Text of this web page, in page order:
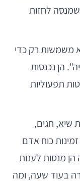
לחזות
משמשות רק כדי
הן נכנסות
תפעוליות
שיא, חגים,
כוח אדם
הן מנסות לענות
בעוד שעה, ומה